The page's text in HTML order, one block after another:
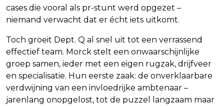
cases die vooral als pr-stunt werd opgezet –
niemand verwacht dat er écht iets uitkomt.
Toch groeit Dept. Q al snel uit tot een verrassend
effectief team. Morck stelt een onwaarschijnlijke
groep samen, ieder met een eigen rugzak, drijfveer
en specialisatie. Hun eerste zaak: de onverklaarbare
verdwijning van een invloedrijke ambtenaar –
jarenlang onopgelost, tot de puzzel langzaam maar